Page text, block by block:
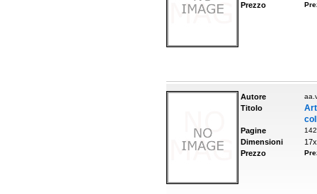
Prezzo
Autore
Titolo
Pagine 142
Dimensioni
Prezzo